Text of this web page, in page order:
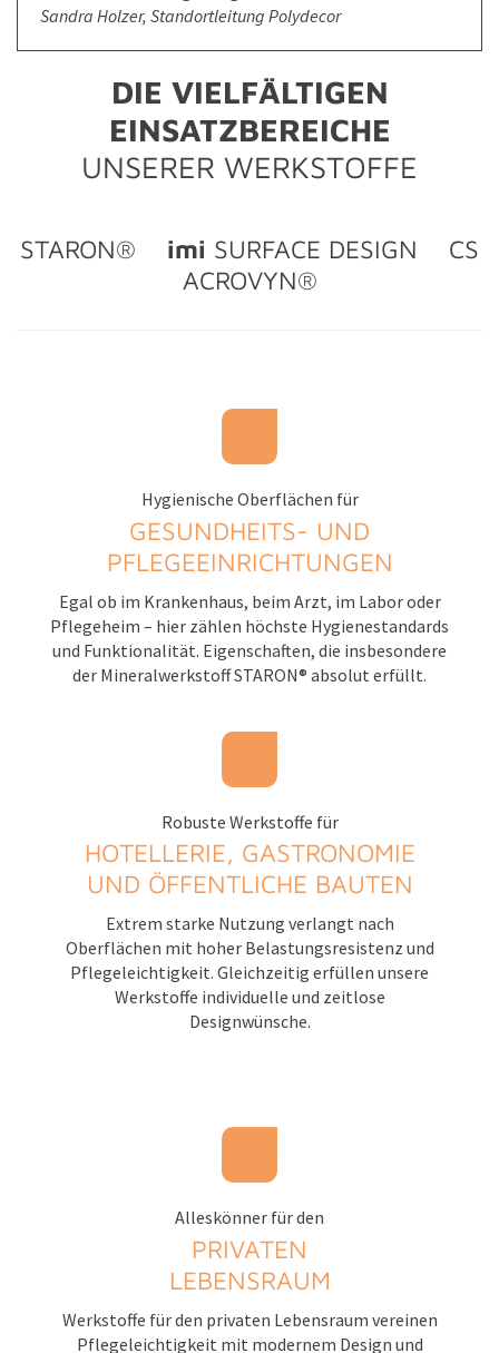
Sandra Holzer, Standortleitung Polydecor
DIE VIELFÄLTIGEN
EINSATZBEREICHE
UNSERER WERKSTOFFE
STARON® imi SURFACE DESIGN CS
ACROVYN®
Hygienische Oberflächen für
GESUNDHEITS- UND
PFLEGEEINRICHTUNGEN
Egal ob im Krankenhaus, beim Arzt, im Labor oder
Pflegeheim – hier zählen höchste Hygienestandards
und Funktionalität. Eigenschaften, die insbesondere
der Mineralwerkstoff STARON® absolut erfüllt.
Robuste Werkstoffe für
HOTELLERIE, GASTRONOMIE
UND ÖFFENTLICHE BAUTEN
Extrem starke Nutzung verlangt nach
Oberflächen mit hoher Belastungsresistenz und
Pflegeleichtigkeit. Gleichzeitig erfüllen unsere
Werkstoffe individuelle und zeitlose
Designwünsche.
Alleskönner für den
PRIVATEN
LEBENSRAUM
Werkstoffe für den privaten Lebensraum vereinen
Pflegeleichtigkeit mit modernem Design und